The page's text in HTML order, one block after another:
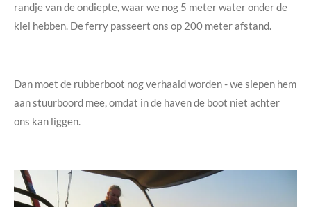
randje van de ondiepte, waar we nog 5 meter water onder de
kiel hebben. De ferry passeert ons op 200 meter afstand.
Dan moet de rubberboot nog verhaald worden - we slepen hem
aan stuurboord mee, omdat in de haven de boot niet achter
ons kan liggen.